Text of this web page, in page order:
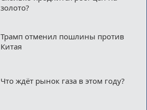
золото?
Трамп отменил пошлины против
Китая
Что ждёт рынок газа в этом году?